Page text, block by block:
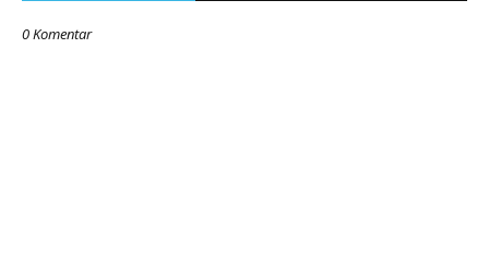
0 Komentar